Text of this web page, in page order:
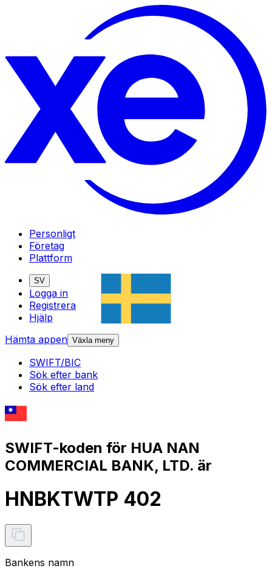
Personligt
Företag
Plattform
SV
Logga in
Registrera
Hjälp
Hämta appen Växla meny
SWIFT/BIC
Sök efter bank
Sök efter land
SWIFT-koden för HUA NAN
COMMERCIAL BANK, LTD. är
HNBKTWTP 402
Bankens namn